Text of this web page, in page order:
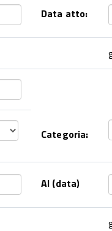
Data atto:
Categoria:
Al (data)